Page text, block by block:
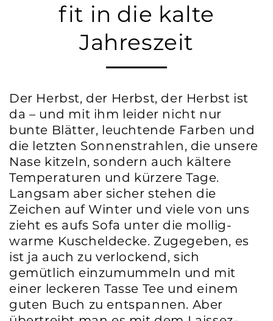
fit in die kalte
Jahreszeit
Der Herbst, der Herbst, der Herbst ist
da – und mit ihm leider nicht nur
bunte Blätter, leuchtende Farben und
die letzten Sonnenstrahlen, die unsere
Nase kitzeln, sondern auch kältere
Temperaturen und kürzere Tage.
Langsam aber sicher stehen die
Zeichen auf Winter und viele von uns
zieht es aufs Sofa unter die mollig-
warme Kuscheldecke. Zugegeben, es
ist ja auch zu verlockend, sich
gemütlich einzumummeln und mit
einer leckeren Tasse Tee und einem
guten Buch zu entspannen. Aber